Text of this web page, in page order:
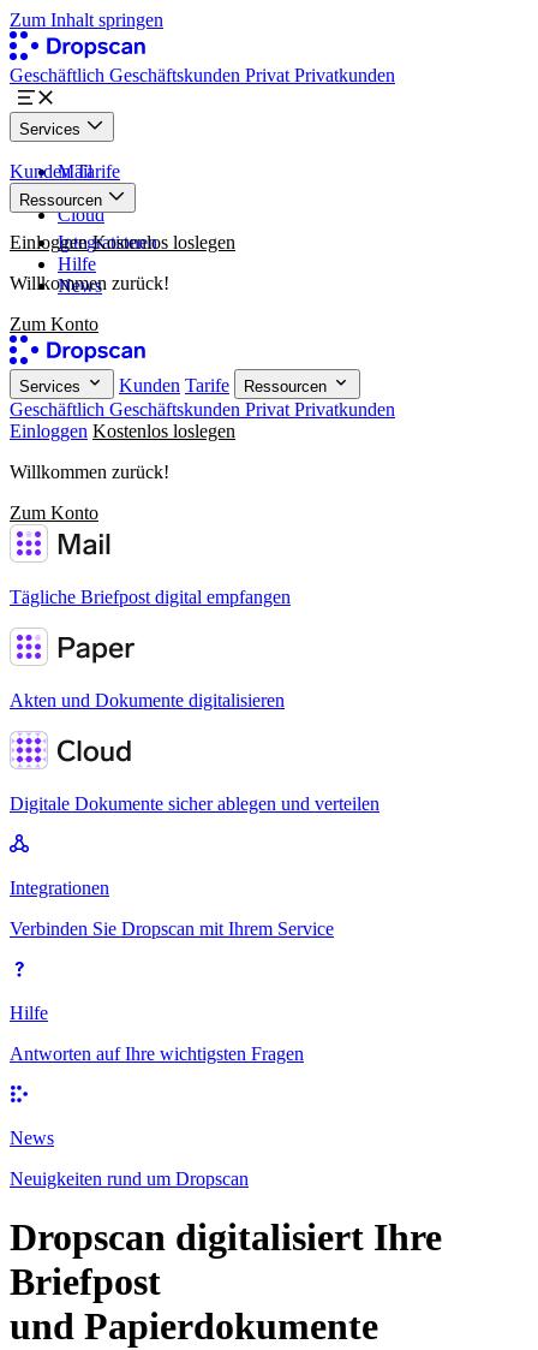
Zum Inhalt springen
Geschäftlich Geschäftskunden Privat Privatkunden
Services
Mail
Paper
Cloud
Kunden Tarife
Ressourcen
Integrationen
Hilfe
News
Einloggen Kostenlos loslegen
Willkommen zurück!
Zum Konto
Services Kunden Tarife Ressourcen
Geschäftlich Geschäftskunden Privat Privatkunden
Einloggen Kostenlos loslegen
Willkommen zurück!
Zum Konto
Tägliche Briefpost digital empfangen
Akten und Dokumente digitalisieren
Digitale Dokumente sicher ablegen und verteilen
Integrationen
Verbinden Sie Dropscan mit Ihrem Service
Hilfe
Antworten auf Ihre wichtigsten Fragen
News
Neuigkeiten rund um Dropscan
Dropscan digitalisiert Ihre
Briefpost
und Papierdokumente